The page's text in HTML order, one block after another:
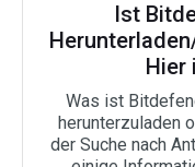
Ist
Hier
Was ist
herunterzuladen
der Suche nach